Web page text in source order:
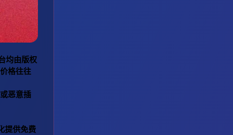
均由版权
格往往
恶意插
提供免费